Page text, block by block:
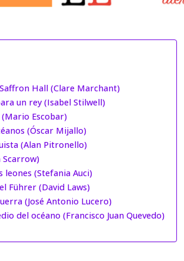
Hall (Clare Marchant)
un rey (Isabel Stilwell)
Escobar)
(Óscar Mijallo)
(Alan Pitronello)
Scarrow)
leones (Stefania Auci)
Führer (David Laws)
(José Antonio Lucero)
del océano (Francisco Juan Quevedo)